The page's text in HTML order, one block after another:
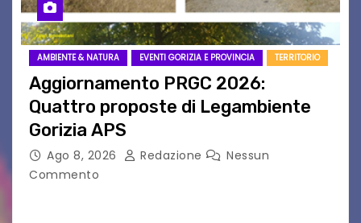
AMBIENTE & NATURA EVENTI GORIZIA E PROVINCIA TERRITORIO
Aggiornamento PRGC 2026:
Quattro proposte di Legambiente
Gorizia APS
Ago 8, 2026 Redazione
Nessun
Commento